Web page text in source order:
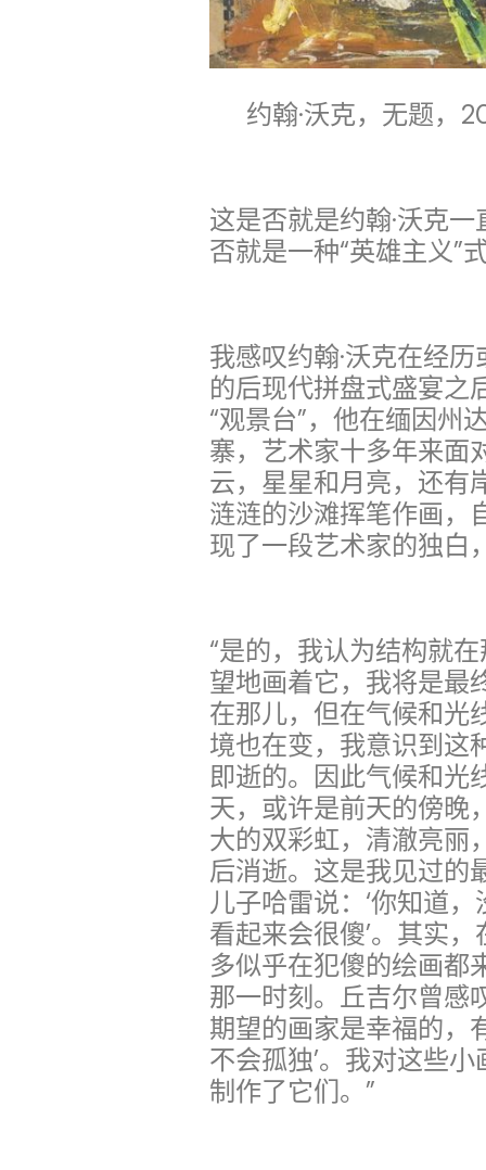
约翰·沃克，无题，
这是否就是约翰·沃克
否就是一种“英雄主义”
我感叹约翰·沃克在经
的后现代拼盘式盛宴之
“观景台”，他在缅因州
寨，艺术家十多年来面
云，星星和月亮，还有
涟涟的沙滩挥笔作画，
现了一段艺术家的独白
“是的，我认为结构就
望地画着它，我将是最
在那儿，但在气候和光
境也在变，我意识到这
即逝的。因此气候和光
天，或许是前天的傍晚
大的双彩虹，清澈亮丽
后消逝。这是我见过的
儿子哈雷说：‘你知道
看起来会很傻’。其实
多似乎在犯傻的绘画都
那一时刻。丘吉尔曾感
期望的画家是幸福的，
不会孤独’。我对这些
制作了它们。”